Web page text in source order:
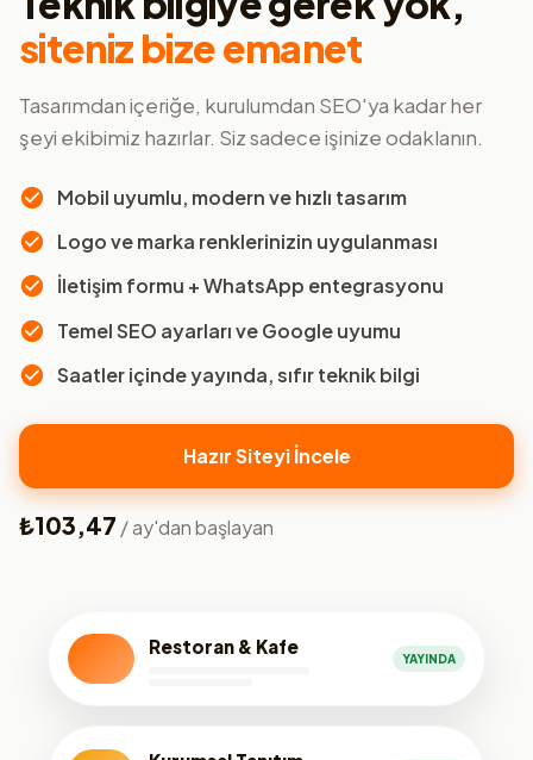
siteniz bize emanet
Tasarımdan içeriğe, kurulumdan SEO'ya kadar her
şeyi ekibimiz hazırlar. Siz sadece işinize odaklanın.
Mobil uyumlu, modern ve hızlı tasarım
Logo ve marka renklerinizin uygulanması
İletişim formu + WhatsApp entegrasyonu
Temel SEO ayarları ve Google uyumu
Saatler içinde yayında, sıfır teknik bilgi
Hazır Siteyi İncele
₺103,47 / ay'dan başlayan
Restoran & Kafe
YAYINDA